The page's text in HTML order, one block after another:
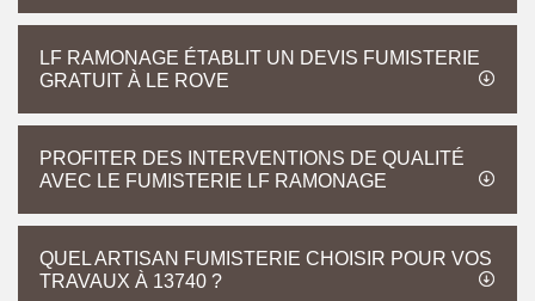
LF RAMONAGE ÉTABLIT UN DEVIS FUMISTERIE
GRATUIT À LE ROVE
PROFITER DES INTERVENTIONS DE QUALITÉ
AVEC LE FUMISTERIE LF RAMONAGE
QUEL ARTISAN FUMISTERIE CHOISIR POUR VOS
TRAVAUX À 13740 ?